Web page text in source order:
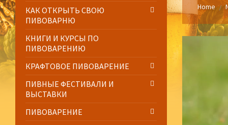
Home /
КАК ОТКРЫТЬ СВОЮ
ПИВОВАРНЮ
КНИГИ И КУРСЫ ПО
ПИВОВАРЕНИЮ
КРАФТОВОЕ ПИВОВАРЕНИЕ
ПИВНЫЕ ФЕСТИВАЛИ И
ВЫСТАВКИ
ПИВОВАРЕНИЕ